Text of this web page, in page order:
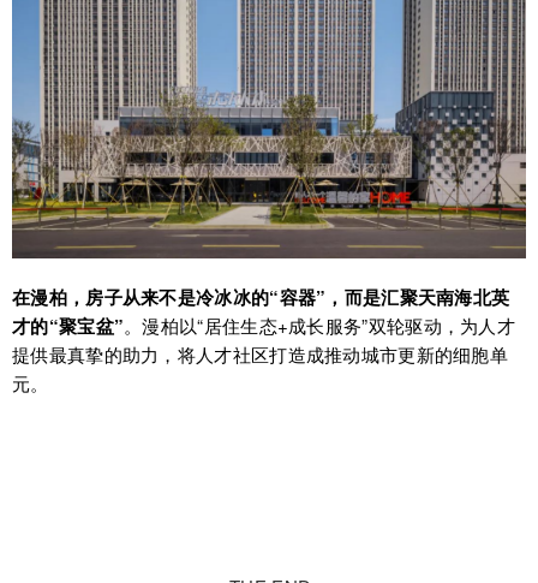
在漫柏，房子从来不是冷冰冰的“容器”，而是汇聚天南海北英
才的“聚宝盆”。漫柏以“居住生态+成长服务”双轮驱动，为人才
提供最真挚的助力，将人才社区打造成推动城市更新的细胞单
元。